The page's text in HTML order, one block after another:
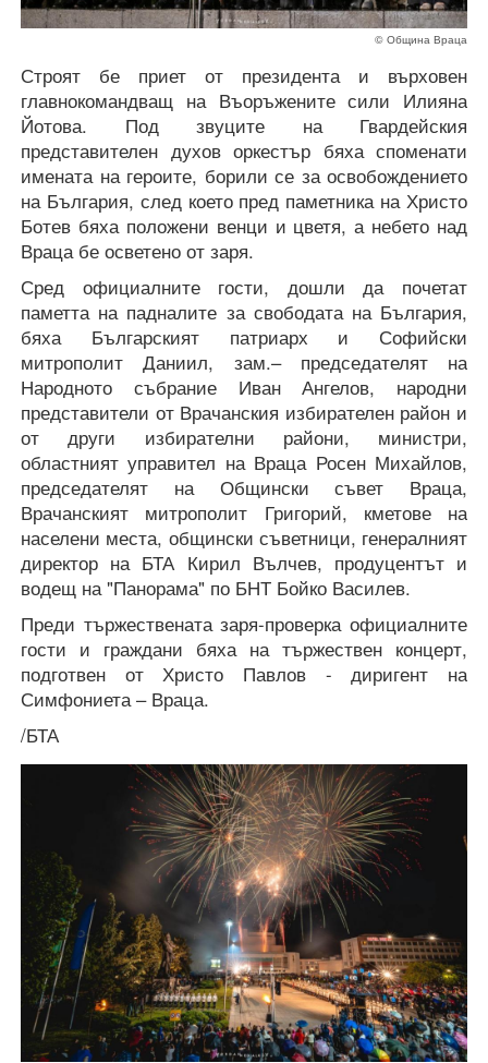
© Община Враца
Строят бе приет от президента и върховен
главнокомандващ на Въоръжените сили Илияна
Йотова. Под звуците на Гвардейския
представителен духов оркестър бяха споменати
имената на героите, борили се за освобождението
на България, след което пред паметника на Христо
Ботев бяха положени венци и цветя, а небето над
Враца бе осветено от заря.
Сред официалните гости, дошли да почетат
паметта на падналите за свободата на България,
бяха Българският патриарх и Софийски
митрополит Даниил, зам.– председателят на
Народното събрание Иван Ангелов, народни
представители от Врачанския избирателен район и
от други избирателни райони, министри,
областният управител на Враца Росен Михайлов,
председателят на Общински съвет Враца,
Врачанският митрополит Григорий, кметове на
населени места, общински съветници, генералният
директор на БТА Кирил Вълчев, продуцентът и
водещ на "Панорама" по БНТ Бойко Василев.
Преди тържествената заря-проверка официалните
гости и граждани бяха на тържествен концерт,
подготвен от Христо Павлов - диригент на
Симфониета – Враца.
/БТА